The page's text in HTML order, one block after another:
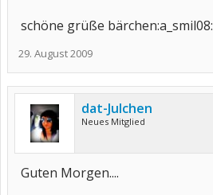
schöne grüße bärchen:a_smil08:
29. August 2009
dat-Julchen
Neues Mitglied
Guten Morgen....